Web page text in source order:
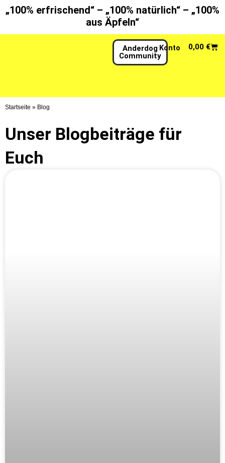
Zum
Inhalt
„100% erfrischend“ – „100% natürlich“ – „100%
aus Äpfeln“
Anderdog
Community
Konto 0,00 €
Startseite » Blog
Unser Blogbeiträge für
Euch